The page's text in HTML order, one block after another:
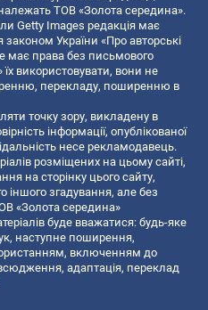
ТОВ «Золота середина».
Getty Images редакція має
України «Про авторські
має права без письмового
використовувати, вони не
перекладу, поширенню в
точку зору, викладену в
інформації, опублікованої
несе рекламодавець.
розміщених на цьому сайті,
на сторінку цього сайту,
іншого згадування, але без
«Золота середина»
буде вважатися: будь-яке
наступне поширення,
включенням до
адаптація, переклад